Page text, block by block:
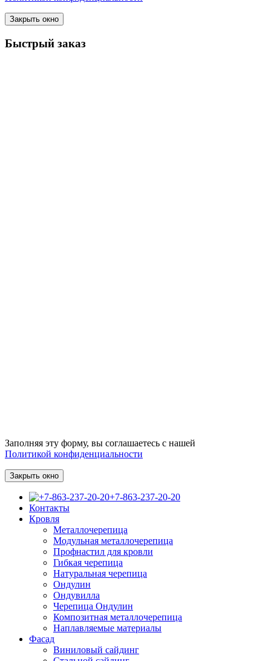
Закрыть окно
Быстрый заказ
Заполняя эту форму, вы соглашаетесь с нашей
Политикой конфиденциальности
Закрыть окно
+7-863-237-20-20
Контакты
Кровля
Металлочерепица
Модульная металлочерепица
Профнастил для кровли
Гибкая черепица
Натуральная черепица
Ондулин
Ондувилла
Черепица Ондулин
Композитная металлочерепица
Наплавляемые материалы
Фасад
Виниловый сайдинг